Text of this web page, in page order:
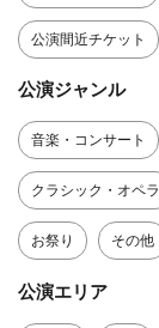
公演間近チケット
公演ジャンル
音楽・コンサート
クラシック・オペラ
お祭り その他
公演エリア